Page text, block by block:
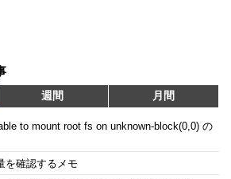
週間 月間
to mount root fs on unknown-block(0,0) の
を確認するメモ